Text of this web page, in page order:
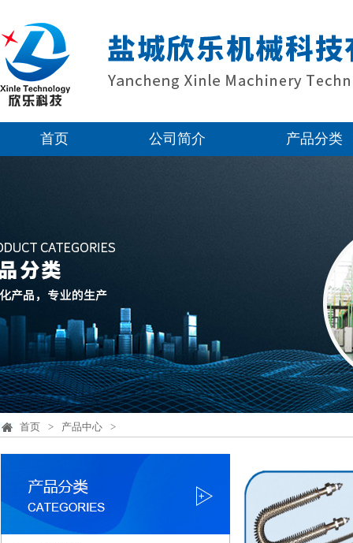
首页 公司简介 产品分类
首页 > 产品中心 >